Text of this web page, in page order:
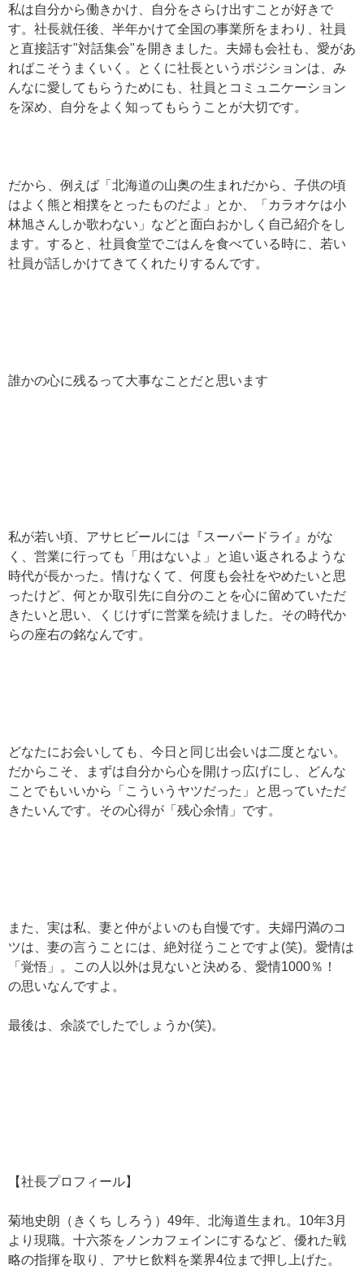
私は自分から働きかけ、自分をさらけ出すことが好きで
す。社長就任後、半年かけて全国の事業所をまわり、社員
と直接話す"対話集会"を開きました。夫婦も会社も、愛があ
ればこそうまくいく。とくに社長というポジションは、み
んなに愛してもらうためにも、社員とコミュニケーション
を深め、自分をよく知ってもらうことが大切です。
だから、例えば「北海道の山奥の生まれだから、子供の頃
はよく熊と相撲をとったものだよ」とか、「カラオケは小
林旭さんしか歌わない」などと面白おかしく自己紹介をし
ます。すると、社員食堂でごはんを食べている時に、若い
社員が話しかけてきてくれたりするんです。
誰かの心に残るって大事なことだと思います
私が若い頃、アサヒビールには『スーパードライ』がな
く、営業に行っても「用はないよ」と追い返されるような
時代が長かった。情けなくて、何度も会社をやめたいと思
ったけど、何とか取引先に自分のことを心に留めていただ
きたいと思い、くじけずに営業を続けました。その時代か
らの座右の銘なんです。
どなたにお会いしても、今日と同じ出会いは二度とない。
だからこそ、まずは自分から心を開けっ広げにし、どんな
ことでもいいから「こういうヤツだった」と思っていただ
きたいんです。その心得が「残心余情」です。
また、実は私、妻と仲がよいのも自慢です。夫婦円満のコ
ツは、妻の言うことには、絶対従うことですよ(笑)。愛情は
「覚悟」。この人以外は見ないと決める、愛情1000％！
の思いなんですよ。
最後は、余談でしたでしょうか(笑)。
【社長プロフィール】
菊地史朗（きくち しろう）49年、北海道生まれ。10年3月
より現職。十六茶をノンカフェインにするなど、優れた戦
略の指揮を取り、アサヒ飲料を業界4位まで押し上げた。